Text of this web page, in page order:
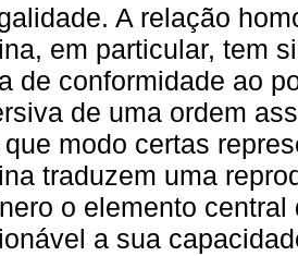
A relação
em particular, tem
de conformidade ao
de uma ordem
modo certas
traduzem uma
o elemento
a sua